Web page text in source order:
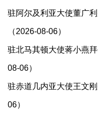
驻阿尔及利亚大使董广
（2026-08-06）
驻北马其顿大使蒋小燕
08-06）
驻赤道几内亚大使王文
06）